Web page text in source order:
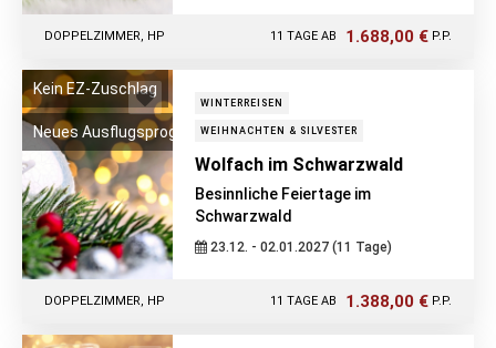
11 TAGE AB 1.688,00 € P.P.
DOPPELZIMMER, HP
Kein EZ-Zuschlag
Neues Ausflugsprogramm!
WINTERREISEN
WEIHNACHTEN & SILVESTER
Wolfach im Schwarzwald
Besinnliche Feiertage im
Schwarzwald
23.12. - 02.01.2027 (11 Tage)
11 TAGE AB 1.388,00 € P.P.
DOPPELZIMMER, HP